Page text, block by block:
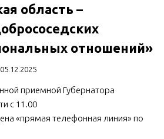
область –
отношений»
05.12.2025
приемной Губернатора
с 11.00
«прямая телефонная линия» по